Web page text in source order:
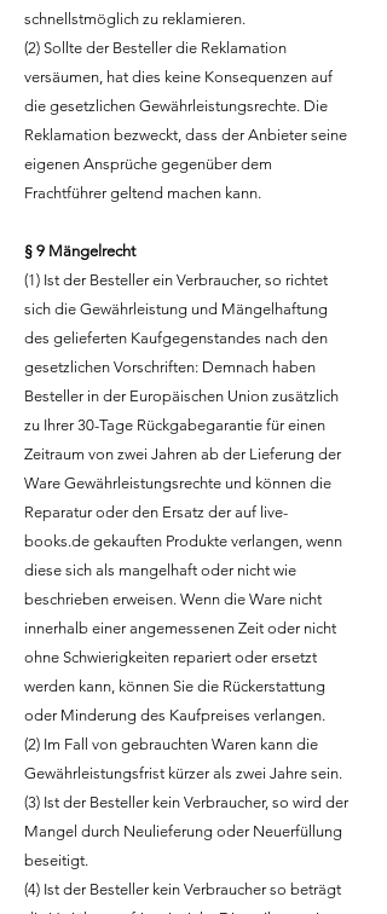
schnellstmöglich zu reklamieren.
(2) Sollte der Besteller die Reklamation
versäumen, hat dies keine Konsequenzen auf
die gesetzlichen Gewährleistungsrechte. Die
Reklamation bezweckt, dass der Anbieter seine
eigenen Ansprüche gegenüber dem
Frachtführer geltend machen kann.
§ 9 Mängelrecht
(1) Ist der Besteller ein Verbraucher, so richtet
sich die Gewährleistung und Mängelhaftung
des gelieferten Kaufgegenstandes nach den
gesetzlichen Vorschriften: Demnach haben
Besteller in der Europäischen Union zusätzlich
zu Ihrer 30-Tage Rückgabegarantie für einen
Zeitraum von zwei Jahren ab der Lieferung der
Ware Gewährleistungsrechte und können die
Reparatur oder den Ersatz der auf live-
books.de gekauften Produkte verlangen, wenn
diese sich als mangelhaft oder nicht wie
beschrieben erweisen. Wenn die Ware nicht
innerhalb einer angemessenen Zeit oder nicht
ohne Schwierigkeiten repariert oder ersetzt
werden kann, können Sie die Rückerstattung
oder Minderung des Kaufpreises verlangen.
(2) Im Fall von gebrauchten Waren kann die
Gewährleistungsfrist kürzer als zwei Jahre sein.
(3) Ist der Besteller kein Verbraucher, so wird der
Mangel durch Neulieferung oder Neuerfüllung
beseitigt.
(4) Ist der Besteller kein Verbraucher so beträgt